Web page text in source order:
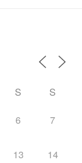
S S
6 7
13 14